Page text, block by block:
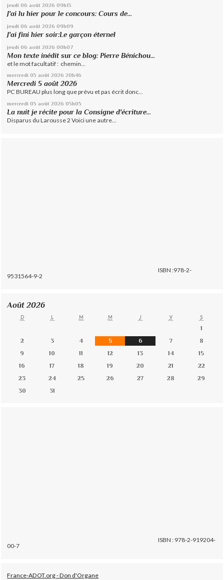
jeudi 06 août 2026 09h13
J'ai lu hier pour le concours: Cours de...
jeudi 06 août 2026 09h09
J'ai fini hier soir:Le garçon éternel
jeudi 06 août 2026 00h07
Mon texte inédit sur ce blog: Pierre Bénichou...
et le mot facultatif : chemin...
mercredi 05 août 2026 20h46
Mercredi 5 août 2026
PC BUREAU plus long que prévu et pas écrit donc...
mercredi 05 août 2026 05h05
La nuit je récite pour la Consigne d'écriture...
Disparus du Larousse 2 Voici une autre...
ISBN :978-2-
9531564-9-2
Août 2026
D L M M J V S
1
2
3 4 5 6 7
8
9
10 11 12 13 14
15
16
17 18 19 20 21
22
23
24 25 26 27 28
29
30
31
ISBN : 978-2-919204-
00-7
France-ADOT.org - Don d'Organe